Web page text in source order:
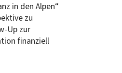
in den Alpen“
zu
Up zur
finanziell